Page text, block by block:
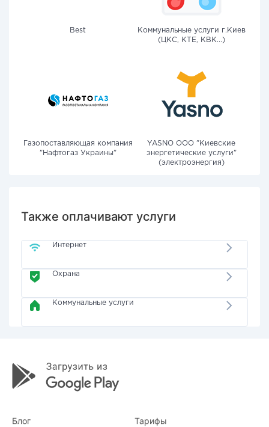
Best
Коммунальные услуги г.Киев
(ЦКС, КТЕ, КВК...)
Газопоставляющая компания
"Нафтогаз Украины"
YASNO OOO "Киевские
энергетические услуги"
(электроэнергия)
Также оплачивают услуги
Интернет
Охрана
Коммунальные услуги
Блог Тарифы